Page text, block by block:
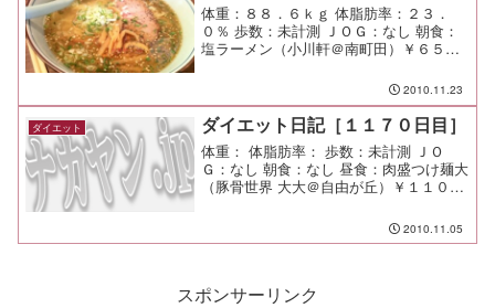
体重：８８．６ｋｇ 体脂肪率：２３．
０％ 歩数：未計測 ＪＯＧ：なし 朝食：
塩ラーメン（小川軒＠南町田）￥６５０
モ：今日は下の子とゆっくり過ごした。
2010.11.23
ダイエット ダイエット日記［１１７０日目］
体重： 体脂肪率： 歩数：未計測 ＪＯ
Ｇ：なし 朝食：なし 昼食：肉盛つけ麺大
（豚骨世界 大大＠自由が丘）￥１１００
らしいが、今日はあまり旨いとは言えな
い出来映え。 大盛りにするんじゃなか
2010.11.05
スポンサーリンク